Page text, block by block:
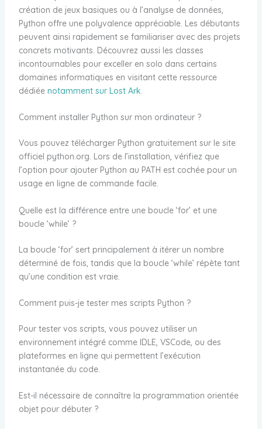
création de jeux basiques ou à l’analyse de données,
Python offre une polyvalence appréciable. Les débutants
peuvent ainsi rapidement se familiariser avec des projets
concrets motivants. Découvrez aussi les classes
incontournables pour exceller en solo dans certains
domaines informatiques en visitant cette ressource
dédiée notamment sur Lost Ark.
Comment installer Python sur mon ordinateur ?
Vous pouvez télécharger Python gratuitement sur le site
officiel python.org. Lors de l’installation, vérifiez que
l’option pour ajouter Python au PATH est cochée pour un
usage en ligne de commande facile.
Quelle est la différence entre une boucle ‘for’ et une
boucle ‘while’ ?
La boucle ‘for’ sert principalement à itérer un nombre
déterminé de fois, tandis que la boucle ‘while’ répète tant
qu’une condition est vraie.
Comment puis-je tester mes scripts Python ?
Pour tester vos scripts, vous pouvez utiliser un
environnement intégré comme IDLE, VSCode, ou des
plateformes en ligne qui permettent l’exécution
instantanée du code.
Est-il nécessaire de connaître la programmation orientée
objet pour débuter ?